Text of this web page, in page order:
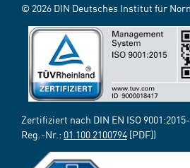
© 2026 DIN Deutsches Institut für
Zertifiziert nach DIN EN ISO
Reg.-Nr.: 01 100 2100794 [PDF])